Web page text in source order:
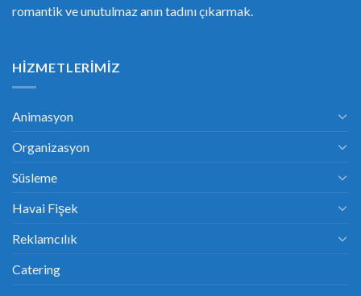
romantik ve unutulmaz anın tadını çıkarmak.
HIZMETLERIMIZ
Animasyon
Organizasyon
Süsleme
Havai Fişek
Reklamcılık
Catering